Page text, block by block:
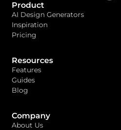
Product
AI Design Generators
Inspiration
Pricing
Resources
Features
Guides
Blog
Company
About Us